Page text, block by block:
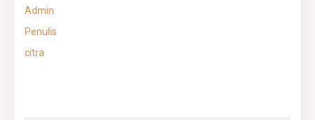
Admin
Penulis
citra